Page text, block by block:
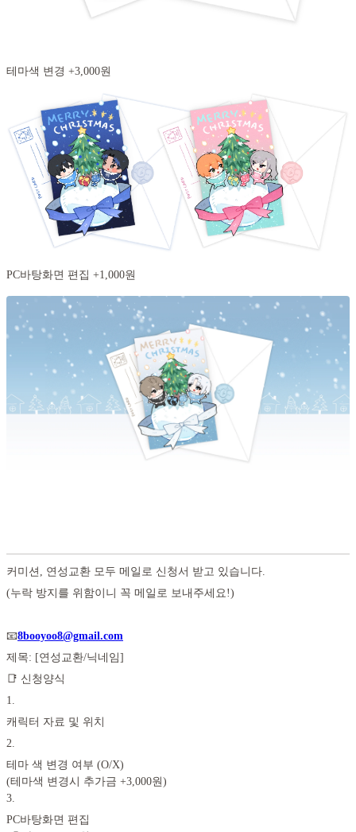
테마색 변경 +3,000원
PC바탕화면 편집 +1,000원
커미션, 연성교환 모두 메일로 신청서 받고 있습니다.
(누락 방지를 위함이니 꼭 메일로 보내주세요!)
📧8booyoo8@gmail.com
제목: [연성교환/닉네임]
📑 신청양식
1
캐릭터 자료 및 위치
2
테마 색 변경 여부 (O/X)
(테마색 변경시 추가금 +3,000원)
3
PC바탕화면 편집